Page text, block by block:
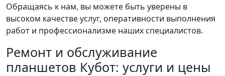
Обращаясь к нам, вы можете быть уверены в
высоком качестве услуг, оперативности выполнения
работ и профессионализме наших специалистов.
Ремонт и обслуживание
планшетов Кубот: услуги и цены